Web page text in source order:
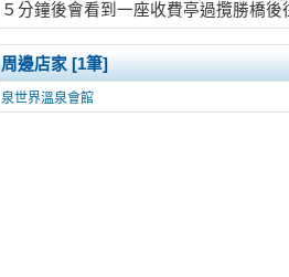
５分鐘後會看到一座收費亭過攬勝橋
周邊店家 [1筆]
泉世界溫泉會館